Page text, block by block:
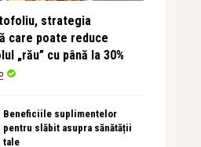
strategia
care poate reduce
„rău” cu până la 30%
Beneficiile suplimentelor
pentru slăbit asupra sănătății
tale